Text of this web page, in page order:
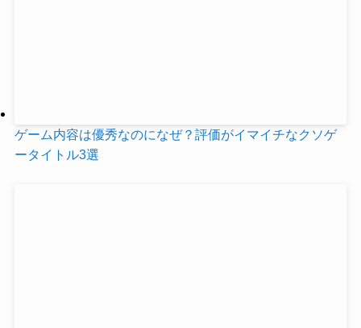
ゲーム内容は優秀なのになぜ？評価がイマイチなクソゲ
ータイトル3選